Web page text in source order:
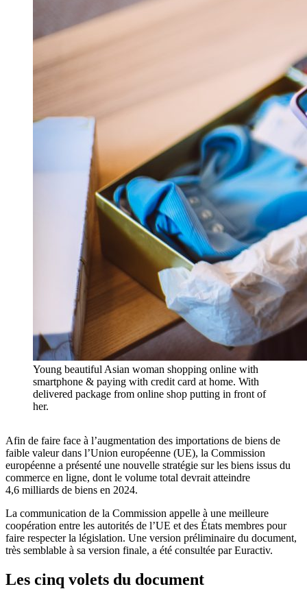
Young beautiful Asian woman shopping online with
smartphone & paying with credit card at home. With
delivered package from online shop putting in front of
her.
Afin de faire face à l’augmentation des importations de biens de
faible valeur dans l’Union européenne (UE), la Commission
européenne a présenté une nouvelle stratégie sur les biens issus du
commerce en ligne, dont le volume total devrait atteindre
4,6 milliards de biens en 2024.
La communication de la Commission appelle à une meilleure
coopération entre les autorités de l’UE et des États membres pour
faire respecter la législation. Une version préliminaire du document,
très semblable à sa version finale, a été consultée par Euractiv.
Les cinq volets du document